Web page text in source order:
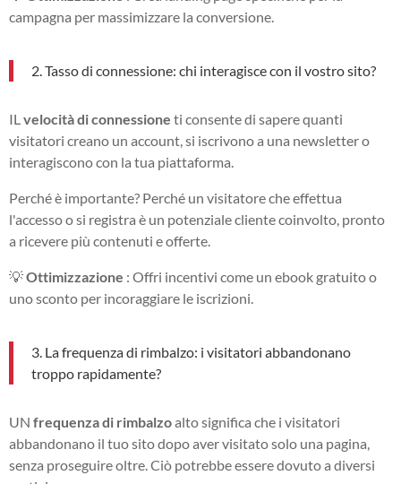
campagna per massimizzare la conversione.
2. Tasso di connessione: chi interagisce con il vostro sito?
IL velocità di connessione ti consente di sapere quanti
visitatori creano un account, si iscrivono a una newsletter o
interagiscono con la tua piattaforma.
Perché è importante? Perché un visitatore che effettua
l'accesso o si registra è un potenziale cliente coinvolto, pronto
a ricevere più contenuti e offerte.
💡Ottimizzazione : Offri incentivi come un ebook gratuito o
uno sconto per incoraggiare le iscrizioni.
3. La frequenza di rimbalzo: i visitatori abbandonano
troppo rapidamente?
UN frequenza di rimbalzoalto significa che i visitatori
abbandonano il tuo sito dopo aver visitato solo una pagina,
senza proseguire oltre. Ciò potrebbe essere dovuto a diversi